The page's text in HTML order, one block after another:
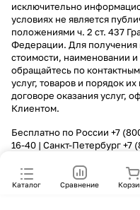
Каталог Сравнение
исключительно
условиях не является
положениями ч. 2 ст. 437
Федерации. Для
стоимости, наименовании и
обращайтесь по
услуг, товаров и порядок
договоре оказания услуг,
Клиентом.
Бесплатно по России +7
16-40 | Санкт-Петербург+7